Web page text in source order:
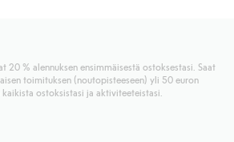
ja PostNordin
€, riippumatta ostosummasta.
20 % alennuksen ensimmäisestä ostoksestasi. Saat
toimituksen (noutopisteeseen) yli 50 euron
ostoksistasi ja aktiviteeteistasi.